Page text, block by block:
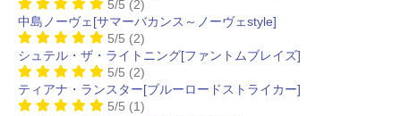
5/5 (2)
中島ノーヴェ[サマーバカンス～ノーヴェstyle]
5/5 (2)
シュテル・ザ・ライトニング[ファントムブレイズ]
5/5 (2)
ティアナ・ランスター[ブルーロードストライカー]
5/5 (1)